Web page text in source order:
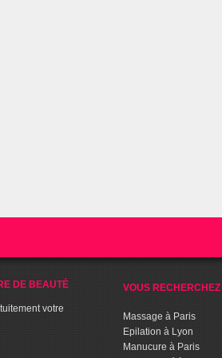
DE BEAUTÉ
votre
VOUS RECHERCHEZ
Massage à Paris
Epilation à Lyon
Manucure à Paris